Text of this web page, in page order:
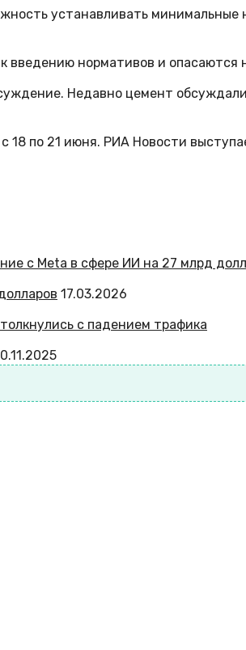
устанавливать
нормативов и опасаются
Недавно цемент
по 21 июня. РИА Новости
17.03.2026